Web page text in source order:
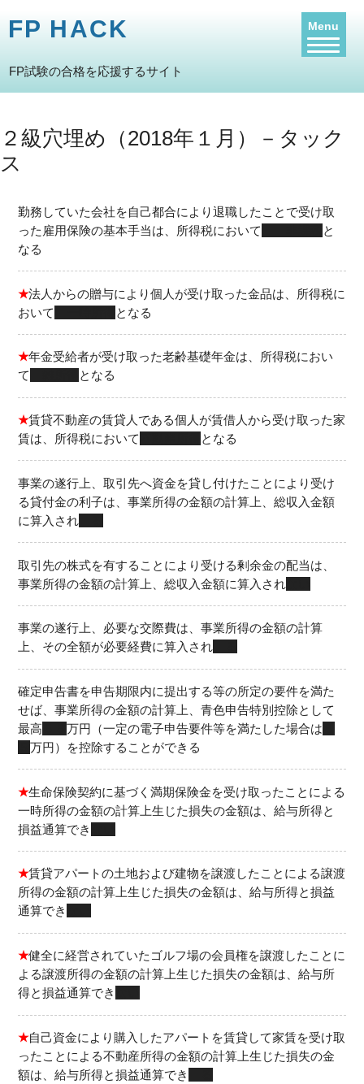
FP HACK
FP試験の合格を応援するサイト
２級穴埋め（2018年１月）－タック
ス
勤務していた会社を自己都合により退職したことで受け取
った雇用保険の基本手当は、所得税において
と
なる
★法人からの贈与により個人が受け取った金品は、所得税に
おいて
となる
★年金受給者が受け取った老齢基礎年金は、所得税におい
て
となる
★賃貸不動産の賃貸人である個人が賃借人から受け取った家
賃は、所得税において
となる
事業の遂行上、取引先へ資金を貸し付けたことにより受け
る貸付金の利子は、事業所得の金額の計算上、総収入金額
に算入される
取引先の株式を有することにより受ける剰余金の配当は、
事業所得の金額の計算上、総収入金額に算入されない
事業の遂行上、必要な交際費は、事業所得の金額の計算
上、その全額が必要経費に算入される
確定申告書を申告期限内に提出する等の所定の要件を満た
せば、事業所得の金額の計算上、青色申告特別控除として
最高
万円（一定の電子申告要件等を満たした場合は
万円）を控除することができる
★生命保険契約に基づく満期保険金を受け取ったことによる
一時所得の金額の計算上生じた損失の金額は、給与所得と
損益通算でき
★賃貸アパートの土地および建物を譲渡したことによる譲渡
所得の金額の計算上生じた損失の金額は、給与所得と損益
通算でき
★健全に経営されていたゴルフ場の会員権を譲渡したことに
よる譲渡所得の金額の計算上生じた損失の金額は、給与所
得と損益通算でき
★自己資金により購入したアパートを賃貸して家賃を受け取
ったことによる不動産所得の金額の計算上生じた損失の金
額は、給与所得と損益通算でき
Menu